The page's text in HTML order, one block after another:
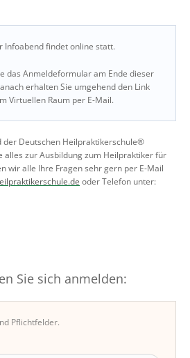
Infoabend findet online statt.
das Anmeldeformular am Ende dieser
erhalten Sie umgehend den Link
Virtuellen Raum per E-Mail.
der Deutschen Heilpraktikerschule®
alles zur Ausbildung zum Heilpraktiker für
wir alle Ihre Fragen sehr gern per E-Mail
oder Telefon unter:
Sie sich anmelden:
Pflichtfelder.